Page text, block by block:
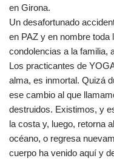
en Girona.
Un desafortunado
en PAZ y en nombre
condolencias a la familia,
Los practicantes de
alma, es inmortal. Quizá
ese cambio al que
destruidos. Existimos, y
la costa y, luego, retorna
océano, o regresa
cuerpo ha venido aquí y